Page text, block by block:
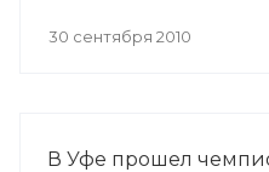
УГМА, посвященная 25-
30 сентября 2010
В Уфе прошел